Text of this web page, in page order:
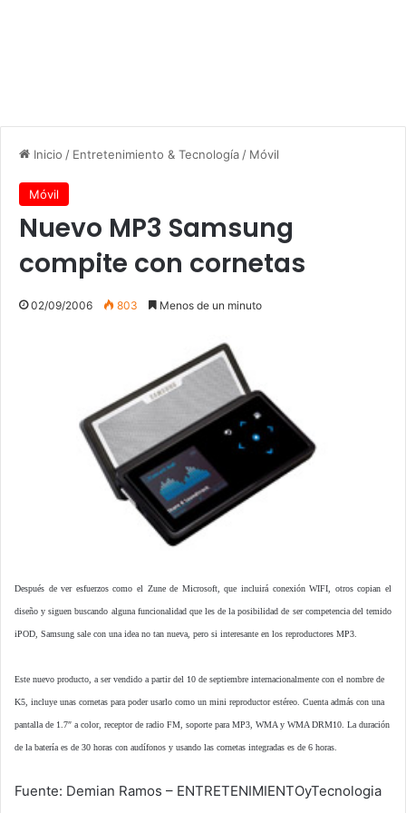
Inicio / Entretenimiento & Tecnología / Móvil
Móvil
Nuevo MP3 Samsung
compite con cornetas
02/09/2006 803 Menos de un minuto
Después de ver esfuerzos como el Zune de Microsoft, que incluirá conexión WIFI, otros copian el
diseño y siguen buscando alguna funcionalidad que les de la posibilidad de ser competencia del temido
iPOD, Samsung sale con una idea no tan nueva, pero si interesante en los reproductores MP3.
Este nuevo producto, a ser vendido a partir del 10 de septiembre internacionalmente con el nombre de
K5, incluye unas cornetas para poder usarlo como un mini reproductor estéreo. Cuenta admás con una
pantalla de 1.7″ a color, receptor de radio FM, soporte para MP3, WMA y WMA DRM10. La duración
de la batería es de 30 horas con audífonos y usando las cornetas integradas es de 6 horas.
Fuente: Demian Ramos – ENTRETENIMIENTOyTecnologia